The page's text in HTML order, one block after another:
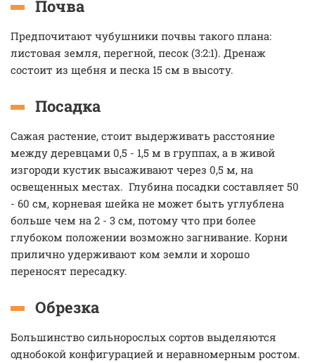
Почва
Предпочитают чубушники почвы такого плана:
листовая земля, перегной, песок (3:2:1). Дренаж
состоит из щебня и песка 15 см в высоту.
Посадка
Сажая растение, стоит выдерживать расстояние
между деревцами 0,5 - 1,5 м в группах, а в живой
изгороди кустик высаживают через 0,5 м, на
освещенных местах. Глубина посадки составляет 50
- 60 см, корневая шейка не может быть углублена
больше чем на 2 - 3 см, потому что при более
глубоком положении возможно загнивание. Корни
прилично удерживают ком земли и хорошо
переносят пересадку.
Обрезка
Большинство сильнорослых сортов выделяются
однобокой конфигурацией и неравномерным ростом.